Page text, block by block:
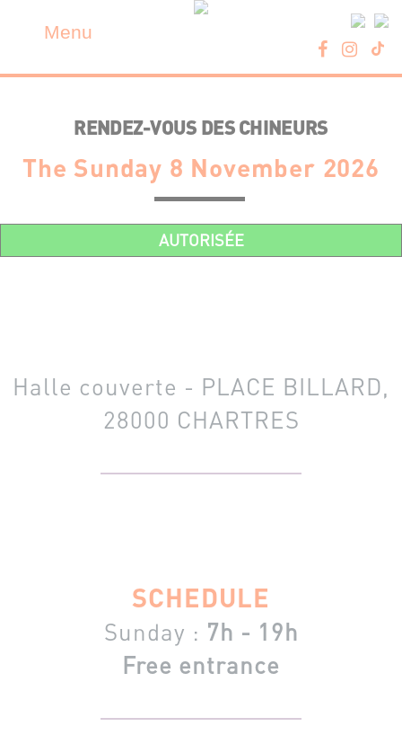
content
Menu
RENDEZ-VOUS DES CHINEURS
The Sunday 8 November 2026
AUTORISÉE
Halle couverte - PLACE BILLARD,
28000 CHARTRES
SCHEDULE
Sunday : 7h - 19h
Free entrance